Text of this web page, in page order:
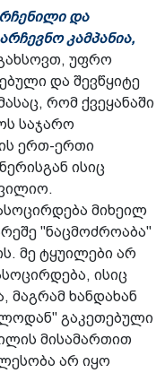
და
კამპანია,
უფრო
და შევწყიტე
რომ ქვეყანაში
საჯარო
ერთ-ერთი
ისიც
მიხეილ
"ნაცმოძროაბა"
მე ტყუილები არ
ისიც
მაგრამ ხანდახან
გაკეთებული
მისამართით
არ იყო